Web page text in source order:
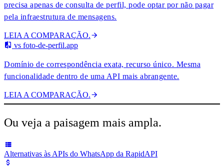
precisa apenas de consulta de perfil, pode optar por não pagar
pela infraestrutura de mensagens.
LEIA A COMPARAÇÃO.
vs foto-de-perfil.app
Domínio de correspondência exata, recurso único. Mesma
funcionalidade dentro de uma API mais abrangente.
LEIA A COMPARAÇÃO.
Ou veja a paisagem mais ampla.
Alternativas às APIs do WhatsApp da RapidAPI